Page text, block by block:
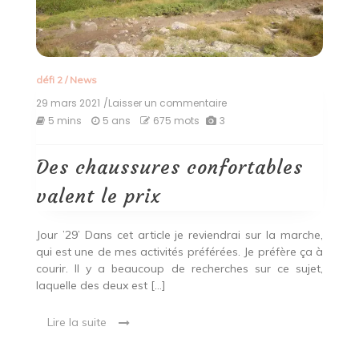
défi 2/ News
29 mars 2021 /Laisser un commentaireon
valent
le
5 mins 5 ans 675 mots 3
Des chaussures confortables
valent le prix
Jour ’29’ Dans cet article je reviendrai sur la marche,
qui est une de mes activités préférées. Je préfère ça à
courir. Il y a beaucoup de recherches sur ce sujet,
laquelle des deux est […]
Lire la suite